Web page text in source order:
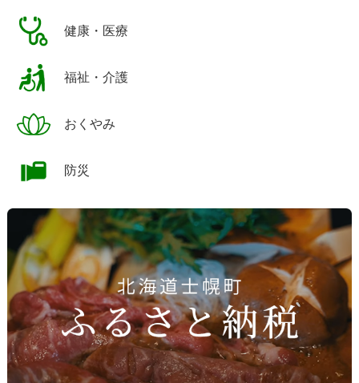
健康・医療
福祉・介護
おくやみ
防災